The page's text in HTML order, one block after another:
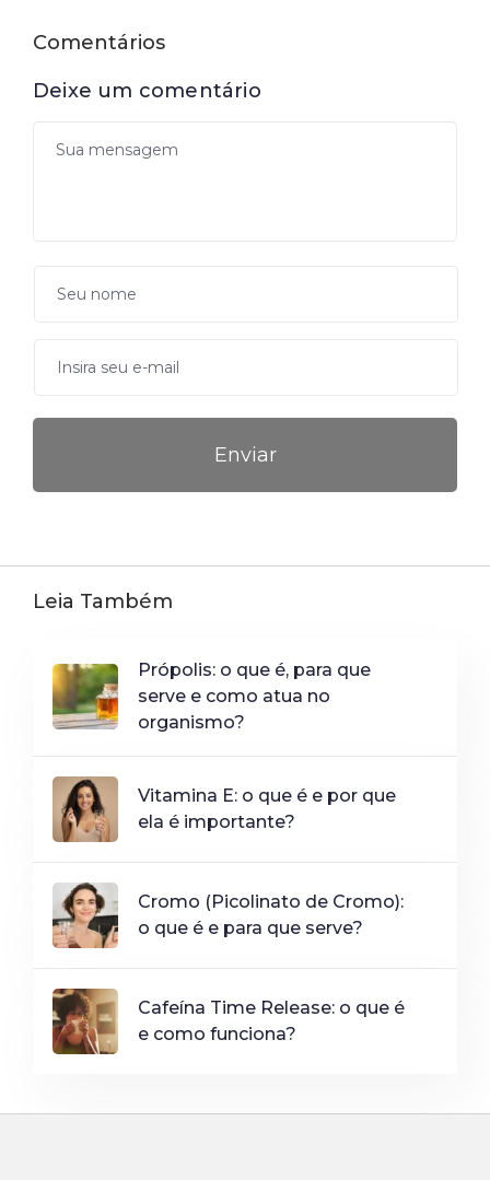
Comentários
Deixe um comentário
Leia Também
Própolis: o que é, para que
serve e como atua no
organismo?
Vitamina E: o que é e por que
ela é importante?
Cromo (Picolinato de Cromo):
o que é e para que serve?
Cafeína Time Release: o que é
e como funciona?